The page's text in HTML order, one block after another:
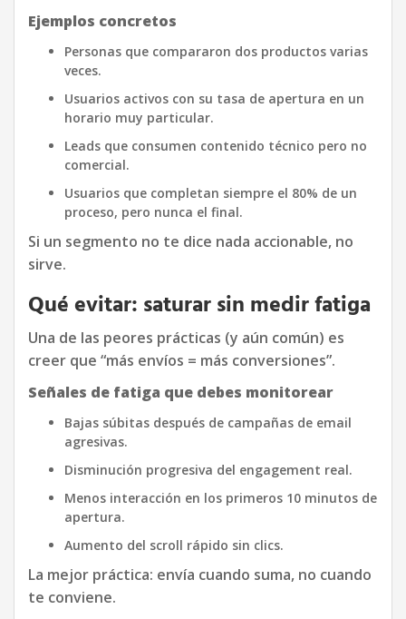
Ejemplos concretos
Personas que compararon dos productos varias
veces.
Usuarios activos con su tasa de apertura en un
horario muy particular.
Leads que consumen contenido técnico pero no
comercial.
Usuarios que completan siempre el 80% de un
proceso, pero nunca el final.
Si un segmento no te dice nada accionable, no
sirve.
Qué evitar: saturar sin medir fatiga
Una de las peores prácticas (y aún común) es
creer que “más envíos = más conversiones”.
Señales de fatiga que debes monitorear
Bajas súbitas después de campañas de email
agresivas.
Disminución progresiva del engagement real.
Menos interacción en los primeros 10 minutos de
apertura.
Aumento del scroll rápido sin clics.
La mejor práctica: envía cuando suma, no cuando
te conviene.